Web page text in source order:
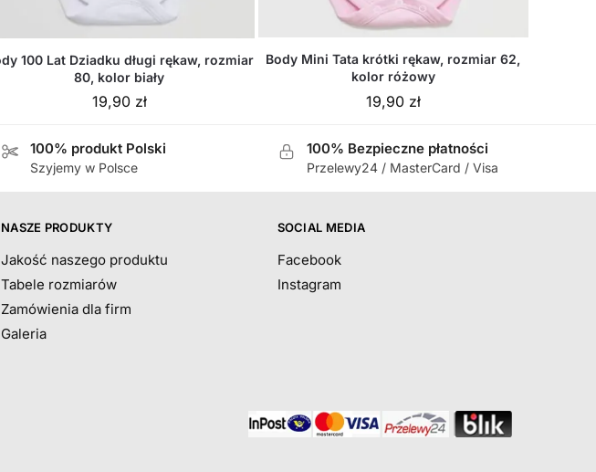
100 Lat Dziadku długi rękaw, rozmiar
80, kolor biały
19,90 zł
Body Mini Tata krótki rękaw, rozmiar 62,
kolor różowy
19,90 zł
100% produkt Polski
Szyjemy w Polsce
100% Bezpieczne płatności
Przelewy24 / MasterCard / Visa
NASZE PRODUKTY
Jakość naszego produktu
Tabele rozmiarów
Zamówienia dla firm
Galeria
SOCIAL MEDIA
Facebook
Instagram